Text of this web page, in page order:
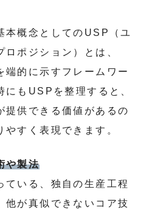
概念としてのUSP（ユ
ポジション）とは、
端的に示すフレームワー
にもUSPを整理すると、
提供できる価値があるの
すく表現できます。
や製法
ている、独自の生産工程
他が真似できないコア技